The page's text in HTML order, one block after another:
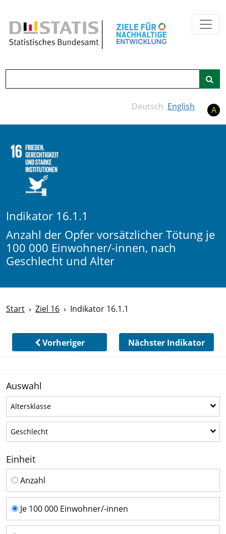
Deutsch English A
Indikator 16.1.1
Anzahl der Opfer vorsätzlicher Tötung je
100 000 Einwohner/-innen, nach
Geschlecht und Alter
Start Ziel 16 Indikator 16.1.1
Vorheriger
Indikator
Nächster Indikator
Auswahl
AltersklasseAltersklasse
GeschlechtGeschlecht
Einheit
Einheit
Anzahl
Je 100 000 Einwohner/-innen